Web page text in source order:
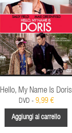
Hello, My Name Is Doris
DVD - 9,99 €
Aggiungi al carrello